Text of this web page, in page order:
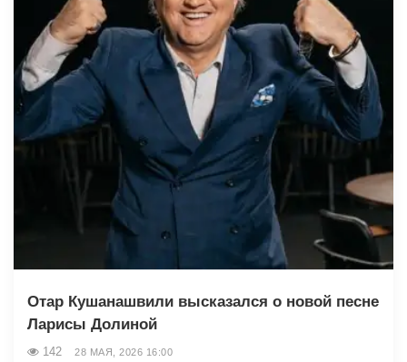
Отар Кушанашвили высказался о новой песне
Ларисы Долиной
142 28 МАЯ, 2026 16:00